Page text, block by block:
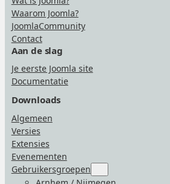
Waarom Joomla?
JoomlaCommunity
Contact
Aan de slag
Je eerste Joomla site
Documentatie
Downloads
Algemeen
Versies
Extensies
Evenementen
Gebruikersgroepen
for